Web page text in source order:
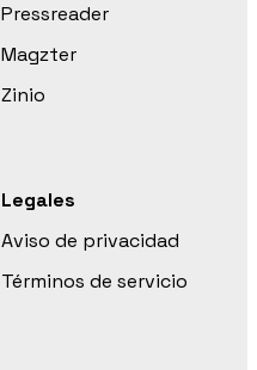
Pressreader
Magzter
Zinio
Legales
Aviso de privacidad
Términos de servicio